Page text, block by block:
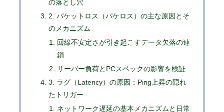
の落とし穴
2. パケットロス（パケロス）の主な原因とそ
のメカニズム
回線不安定さが引き起こすデータ欠落の連
鎖
サーバー負荷とPCスペックの影響を検証
3. ラグ（Latency）の原因：Ping上昇の隠れ
たトリガー
ネットワーク遅延の基本メカニズムと日常